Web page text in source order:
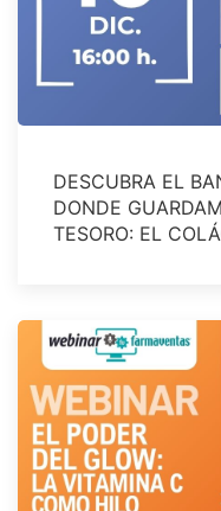
DESCUBRA EL
DONDE
TESORO: EL